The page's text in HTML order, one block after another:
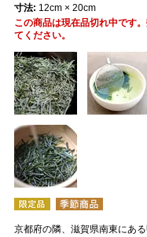
京都府の隣、滋賀県南東にあ
寸法: 12cm × 20cm
この商品は現在品切れ中です
てください。